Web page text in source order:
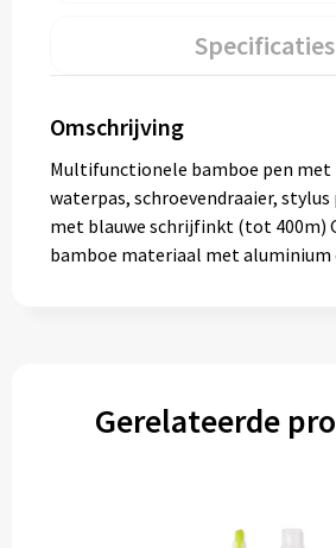
Specificaties
Omschrijving
Multifunctionele bamboe pen met
waterpas, schroevendraaier, stylus
met blauwe schrijfinkt (tot 400m)
bamboe materiaal met aluminium
Gerelateerde